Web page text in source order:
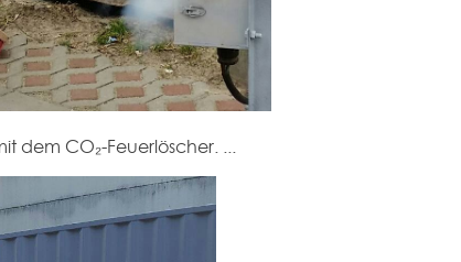
dem CO₂-Feuerlöscher. ...